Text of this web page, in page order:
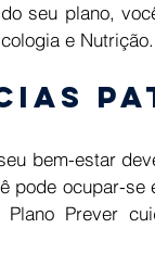
seu plano,
e Nutrição.
bem-estar
pode ocupar-
Plano Prever